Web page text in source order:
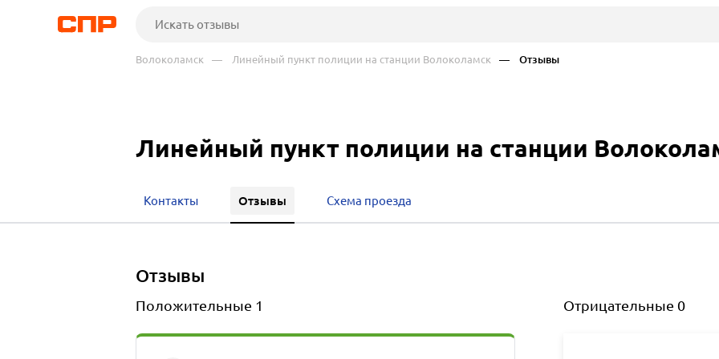
Волоколамск — Линейный пункт полиции на станции Волоколамск — Отзывы
Линейный пункт полиции на станции
отзывы
Контакты Отзывы Схема проезда
Положительные 1 Отрицательные 0